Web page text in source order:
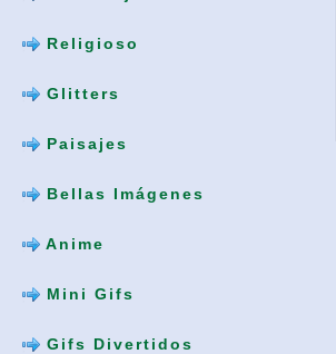
Religioso
Glitters
Paisajes
Bellas Imágenes
Anime
Mini Gifs
Gifs Divertidos